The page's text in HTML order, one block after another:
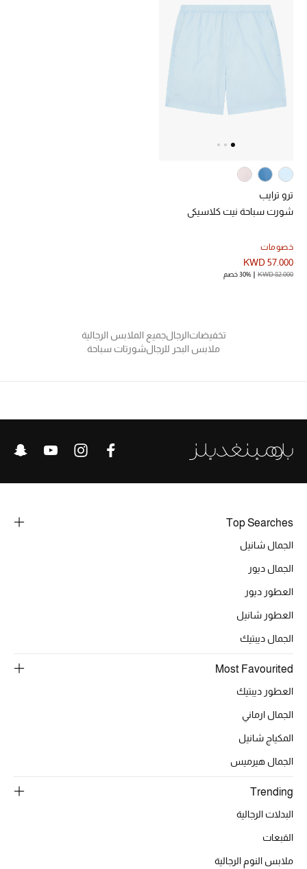
النساء
عرض جميع المنتجات
خصومات
ما وصلنا حديثاً
ركن أناقة المنتجعات
حصريًا عبر الإنترنت
جميع إصدارتنا النسائية
تشكيلة المناسبات للنساء
الملابس الرياضية النسائية
هدايا للنساء
جميع الأحذية النسائية
جميع الحقائب النسائية
جميع الإكسسورات النسائية
موضة نسائية
الحقائب النسائية
دليل ملتزمات الحقائب
ترو ترايب
شورت سباحة نيت كلاسيكي
خصومات
KWD 57.000
KWD 82.000 30% خصم
تخفيضاتالرجالجميع الملابس الرجالية
ملابس البحر للرجالشورتات سباحة
Top Searches
الجمال شانيل
الجمال ديور
العطور ديور
العطور شانيل
الجمال ديبتيك
Most Favourited
العطور ديبتيك
الجمال ارماني
المكياج شانيل
الجمال هيرميس
Trending
البدلات الرجالية
القبعات
ملابس النوم الرجالية